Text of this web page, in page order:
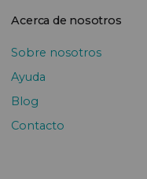
Acerca de nosotros
Sobre nosotros
Ayuda
Blog
Contacto